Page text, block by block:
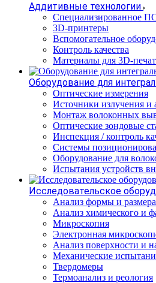
Аддитивные технологии
Специализированное
3D-принтеры
Вспомогательное
Контроль качества
Материалы для 3D-
Оборудование для
Оптические измерения
Источники излучения и
Монтаж волоконных
Оптические зондовые
Инспекция / контроль
Системы
Оборудование для
Испытания устройств
Исследовательское
Анализ формы и
Анализ химического и
Микроскопия
Электронная
Анализ поверхности и
Механические
Твердомеры
Термоанализ и реология